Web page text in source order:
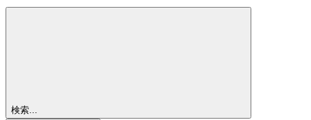
検索...